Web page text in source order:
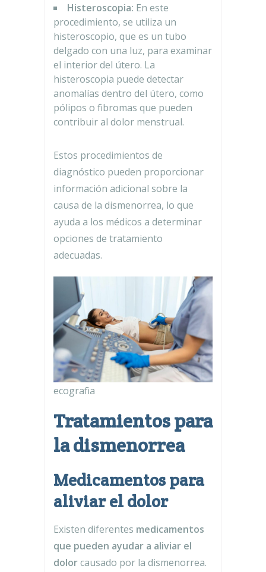
Histeroscopia: En este
procedimiento, se utiliza un
histeroscopio, que es un tubo
delgado con una luz, para examinar
el interior del útero. La
histeroscopia puede detectar
anomalías dentro del útero, como
pólipos o fibromas que pueden
contribuir al dolor menstrual.
Estos procedimientos de
diagnóstico pueden proporcionar
información adicional sobre la
causa de la dismenorrea, lo que
ayuda a los médicos a determinar
opciones de tratamiento
adecuadas.
ecografia
Tratamientos para
la dismenorrea
Medicamentos para
aliviar el dolor
Existen diferentes medicamentos
que pueden ayudar a aliviar el
dolorcausado por la dismenorrea.